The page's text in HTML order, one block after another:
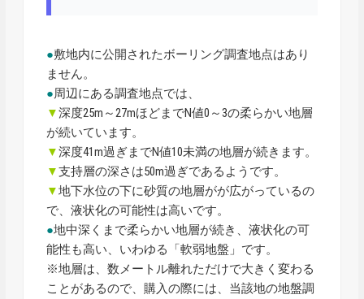
●敷地内に公開されたボーリング調査地点はあり
ません。
●周辺にある調査地点では、
▼深度25m～27mほどまでN値0～3の柔らかい地層
が続いています。
▼深度41m過ぎまでN値10未満の地層が続きます。
▼支持層の深さは50m過ぎであるようです。
▼地下水位の下に砂質の地層がが広がっているの
で、液状化の可能性は高いです。
●地中深くまで柔らかい地層が続き、液状化の可
能性も高い、いわゆる「軟弱地盤」です。
※地層は、数メートル離れただけで大きく変わる
ことがあるので、購入の際には、当該地の地盤調